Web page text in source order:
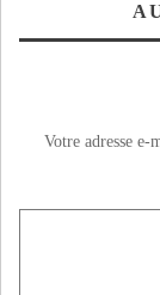
Votre adresse e-